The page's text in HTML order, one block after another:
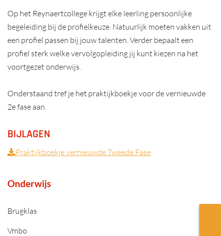
Onderwijs
Brugklas
Vmbo
Op het Reynaertcollege krijgt elke leerling persoonlijke
begeleiding bij de profielkeuze. Natuurlijk moeten vakken uit
een profiel passen bij jouw talenten. Verder bepaalt een
profiel sterk welke vervolgopleiding jij kunt kiezen na het
voortgezet onderwijs.
Onderstaand tref je het praktijkboekje voor de vernieuwde
2e fase aan.
BIJLAGEN
Praktijkboekje vernieuwde Tweede Fase